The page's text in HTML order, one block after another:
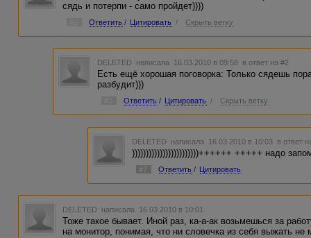
сядь и потерпи - само пройдет))))
Ответить / Цитировать / Скрыть ветку
DELETED написала 16.03.2010 в 09:58 в ответ на #2
Есть ещё хорошая поговорка: Только сядешь
разбудит)))
Ответить / Цитировать / Скрыть ветку
DELETED написала 16.03.2010 в 10:03 в ответ
))))))))))))))))))))))))++++++ +++++ надо
#7 Ответить / Цитировать
DELETED написала 16.03.2010 в 10:01
Тоже такое бывает. Иной раз, ка-а-ак возьмешься за
на монитор, понимая, что ни словечка из себя выжать